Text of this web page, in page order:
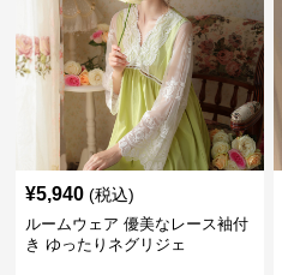
¥5,940 (税込)
ルームウェア 優美なレース袖付
き ゆったりネグリジェ